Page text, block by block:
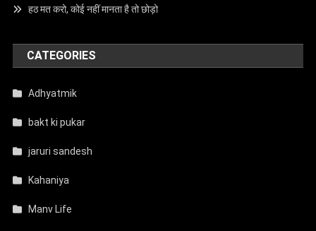
हठ मत करो, कोई नहीं मानता है तो छोड़ो
CATEGORIES
Adhyatmik
bakt ki pukar
jaruri sandesh
Kahaniya
Manv Life